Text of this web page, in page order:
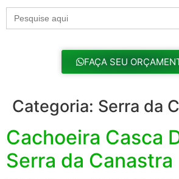
Search
for:
FAÇA SEU
Categoria: Serra da
Cachoeira Casca
Serra da Canastra